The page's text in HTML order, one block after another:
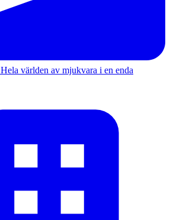
Hela världen av mjukvara i en enda